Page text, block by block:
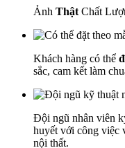
Ảnh Thật Chất
Khách hàng có thể
sắc, cam kết làm
Đội ngũ nhân viên
huyết với công việc
nội thất.